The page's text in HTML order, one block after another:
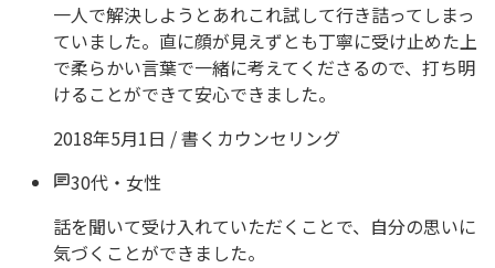
一人で解決しようとあれこれ試して行き詰ってしまっ
ていました。直に顔が見えずとも丁寧に受け止めた上
で柔らかい言葉で一緒に考えてくださるので、打ち明
けることができて安心できました。
2018年5月1日 /書くカウンセリング
30代 ・ 女性
話を聞いて受け入れていただくことで、自分の思いに
気づくことができました。